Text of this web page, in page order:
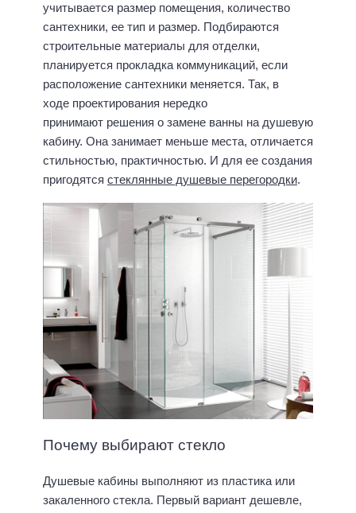
учитывается размер помещения, количество
сантехники, ее тип и размер. Подбираются
строительные материалы для отделки,
планируется прокладка коммуникаций, если
расположение сантехники меняется. Так, в
ходе проектирования нередко
принимают решения о замене ванны на душевую
кабину. Она занимает меньше места, отличается
стильностью, практичностью. И для ее создания
пригодятся стеклянные душевые перегородки.
Почему выбирают стекло
Душевые кабины выполняют из пластика или
закаленного стекла. Первый вариант дешевле,